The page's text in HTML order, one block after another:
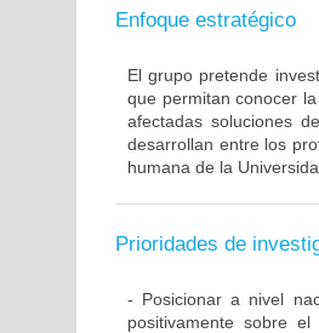
Enfoque estratégico
El grupo pretende
que permitan conocer
afectadas soluciones
desarrollan entre los
humana de la
Prioridades de
- Posicionar a nivel
positivamente sobre